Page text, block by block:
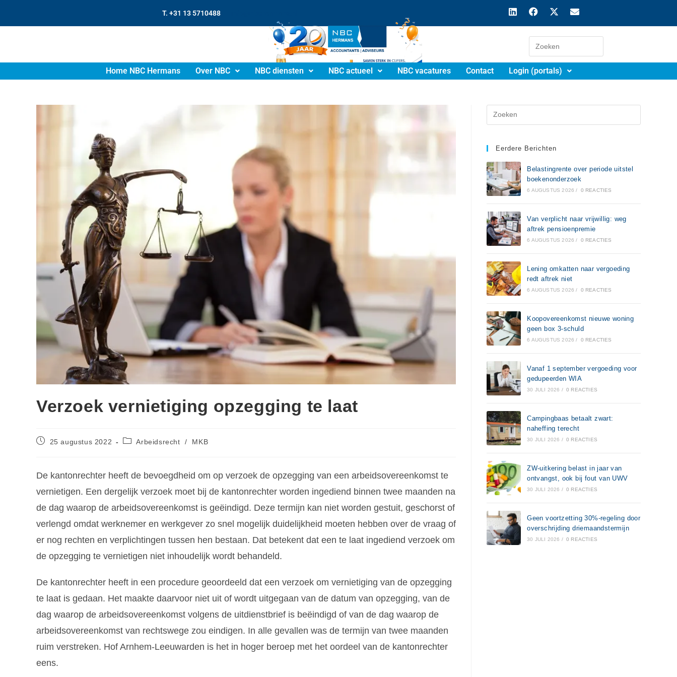
T. +31 13 5710488
Home NBC Hermans Over NBC NBC diensten NBC actueel NBC vacatures Contact Login (portals)
Verzoek vernietiging opzegging te laat
25 augustus 2022 Arbeidsrecht / MKB
De kantonrechter heeft de bevoegdheid om op verzoek de opzegging van een arbeidsovereenkomst te
vernietigen. Een dergelijk verzoek moet bij de kantonrechter worden ingediend binnen twee maanden na
de dag waarop de arbeidsovereenkomst is geëindigd. Deze termijn kan niet worden gestuit, geschorst of
verlengd omdat werknemer en werkgever zo snel mogelijk duidelijkheid moeten hebben over de vraag of
er nog rechten en verplichtingen tussen hen bestaan. Dat betekent dat een te laat ingediend verzoek om
de opzegging te vernietigen niet inhoudelijk wordt behandeld.
De kantonrechter heeft in een procedure geoordeeld dat een verzoek om vernietiging van de opzegging
te laat is gedaan. Het maakte daarvoor niet uit of wordt uitgegaan van de datum van opzegging, van de
dag waarop de arbeidsovereenkomst volgens de uitdienstbrief is beëindigd of van de dag waarop de
arbeidsovereenkomst van rechtswege zou eindigen. In alle gevallen was de termijn van twee maanden
ruim verstreken. Hof Arnhem-Leeuwarden is het in hoger beroep met het oordeel van de kantonrechter
eens.
Eerdere Berichten
Belastingrente over periode uitstel
boekenonderzoek
6 AUGUSTUS 2026 / 0 REACTIES
Van verplicht naar vrijwillig: weg
aftrek pensioenpremie
6 AUGUSTUS 2026 / 0 REACTIES
Lening omkatten naar vergoeding
redt aftrek niet
6 AUGUSTUS 2026 / 0 REACTIES
Koopovereenkomst nieuwe woning
geen box 3-schuld
6 AUGUSTUS 2026 / 0 REACTIES
Vanaf 1 september vergoeding voor
gedupeerden WIA
30 JULI 2026 / 0 REACTIES
Campingbaas betaalt zwart:
naheffing terecht
30 JULI 2026 / 0 REACTIES
ZW-uitkering belast in jaar van
ontvangst, ook bij fout van UWV
30 JULI 2026 / 0 REACTIES
Geen voortzetting 30%-regeling door
overschrijding driemaandstermijn
30 JULI 2026 / 0 REACTIES